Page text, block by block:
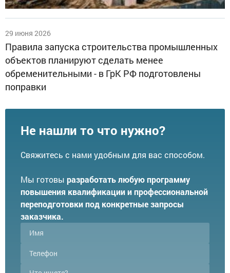
29 июня 2026
Правила запуска строительства промышленных
объектов планируют сделать менее
обременительными - в ГрК РФ подготовлены
поправки
Не нашли то что нужно?
Свяжитесь с нами удобным для вас способом.
Мы готовы разработать любую программу
повышения квалификации и профессиональной
переподготовки под конкретные запросы
заказчика.